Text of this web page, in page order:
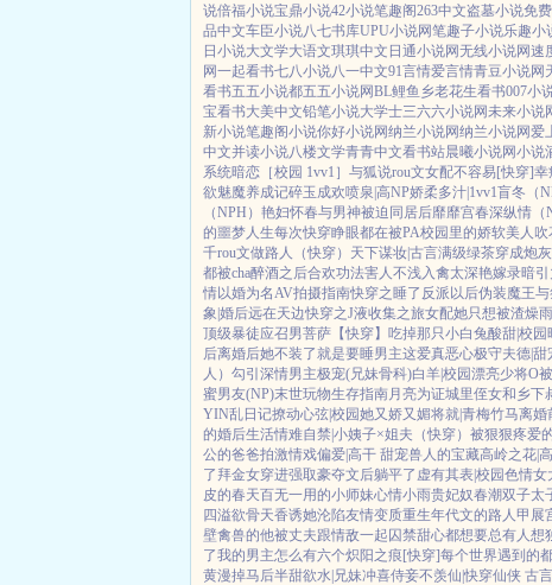
说倍福小说宝鼎小说42小说笔趣阁263中文盗墓小说免
品中文车臣小说八七书库UPU小说网笔趣子小说乐趣小
日小说大文学大语文琪琪中文 日通小说网无线小说网速
网一起看书七八小说八一中文91言情爱言情青豆小说网
看书五五小说都五五小说网BL鲤鱼乡老花生看书007小
宝看书大美中文铅笔小说大学士三六六小说网未来小说
新小说笔趣阁小说你好小说网纳兰小说网纳兰小说网爱
中文并读小说八楼文学青青中文看书站晨曦小说网小说
系统暗恋［校园 1vv1］ 与狐说rou文女配不容易[快穿]幸
欲魅魔养成记碎玉成欢喷泉|高NP娇柔多汁|1vv1盲冬（
（NPH） 艳妇怀春与男神被迫同居后靡靡宫春深纵情（
的噩梦人生每次快穿睁眼都在被PA校园里的娇软美人 吹
千rou文做路人（快穿） 天下谋妆|古言满级绿茶穿成炮
都被cha醉酒之后合欢功法害人不浅入禽太深艳嫁录暗引
情以婚为名AV拍摄指南快穿之睡了反派以后伪装魔王
象|婚后远在天边快穿之J液收集之旅女配她只想被渣燥
顶级暴徒应召男菩萨 【快穿】吃掉那只小白兔酸甜|校园
后离婚后她不装了就是要睡男主这爱真恶心极守夫德|甜
人）勾引深情男主极宠(兄妹骨科)白羊|校园漂亮少将O
蜜男友(NP)末世玩物生存指南月亮为证城里侄女和乡下
YIN乱日记撩动心弦|校园她又娇又媚将就|青梅竹马离婚
的婚后生活情难自禁|小姨子×姐夫 （快穿）被狠狠疼爱
公的爸爸拍激情戏偏爱|高干 甜宠兽人的宝藏高岭之花|
了 拜金女穿进强取豪夺文后躺平了 虚有其表|校园色情女
皮的春天百无一用的小师妹心情小雨贵妃奴春潮双子太
四溢欲骨天香诱她沦陷友情变质重生年代文的路人甲 展
壁禽兽的他被丈夫跟情敌一起囚禁甜心都想要总有人想
了我的男主怎么有六个炽阳之痕 [快穿]每个世界遇到的
黄漫掉马后半甜欲水|兄妹冲喜侍妾不羡仙|快穿仙侠 古言